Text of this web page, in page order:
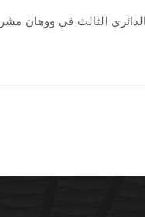
الثالث في ووهان